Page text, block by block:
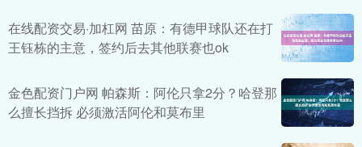
在线配资交易·加杠网 苗原：有德甲球队还在打
王钰栋的主意，签约后去其他联赛也ok
金色配资门户网 帕森斯：阿伦只拿2分？哈登那
么擅长挡拆 必须激活阿伦和莫布里